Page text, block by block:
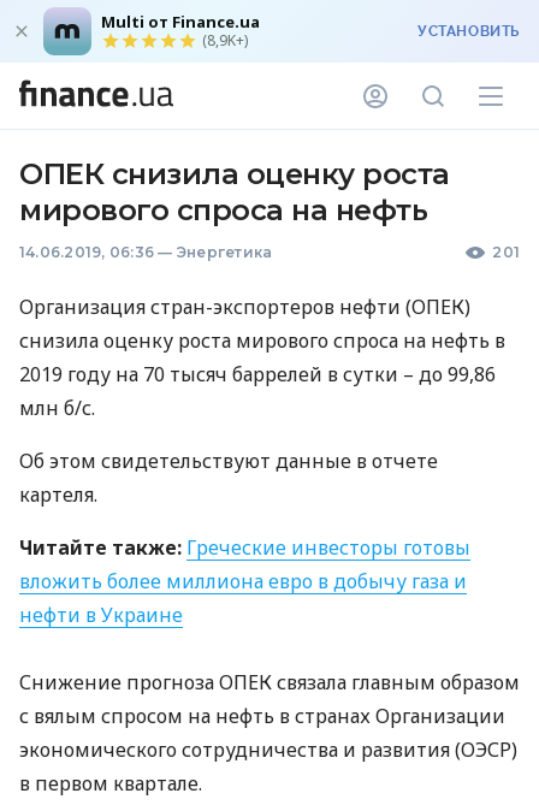
Multi от Finance.ua
(8,9K+) УСТАНОВИТЬ
ОПЕК снизила оценку роста
мирового спроса на нефть
14.06.2019, 06:36 — Энергетика 201
Организация стран-экспортеров нефти (ОПЕК)
снизила оценку роста мирового спроса на нефть в
2019 году на 70 тысяч баррелей в сутки – до 99,86
млн б/с.
Об этом свидетельствуют данные в отчете
картеля.
Читайте также: Греческие инвесторы готовы
вложить более миллиона евро в добычу газа и
нефти в Украине
Снижение прогнозаОПЕКсвязала главным образом
с вялым спросом на нефть в странах Организации
экономического сотрудничества и развития (ОЭСР)
в первом квартале.